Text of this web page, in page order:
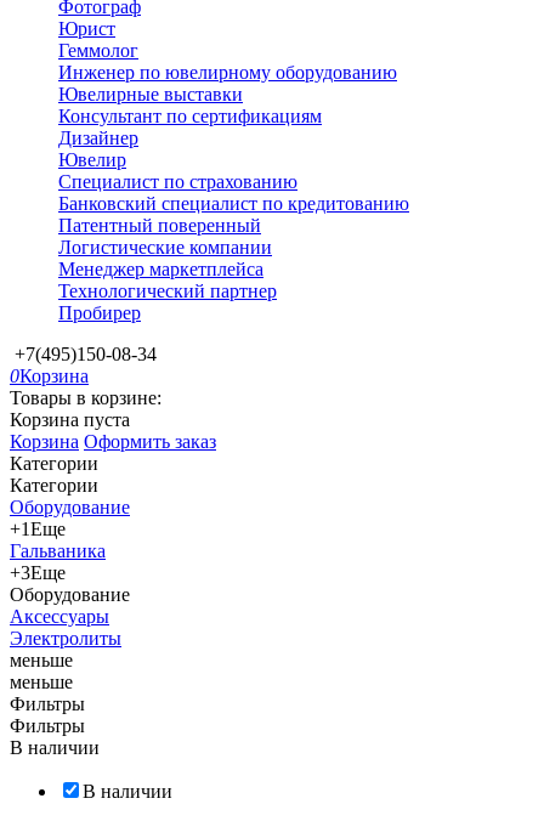
Фотограф
Юрист
Геммолог
Инженер по ювелирному оборудованию
Ювелирные выставки
Консультант по сертификациям
Дизайнер
Ювелир
Специалист по страхованию
Банковский специалист по кредитованию
Патентный поверенный
Логистические компании
Менеджер маркетплейса
Технологический партнер
Пробирер
+7(495)150-08-34
0Корзина
Товары в корзине:
Корзина пуста
Корзина Оформить заказ
Категории
Категории
Оборудование
+1Еще
Гальваника
+3Еще
Оборудование
Аксессуары
Электролиты
меньше
меньше
Фильтры
Фильтры
В наличии
В наличии